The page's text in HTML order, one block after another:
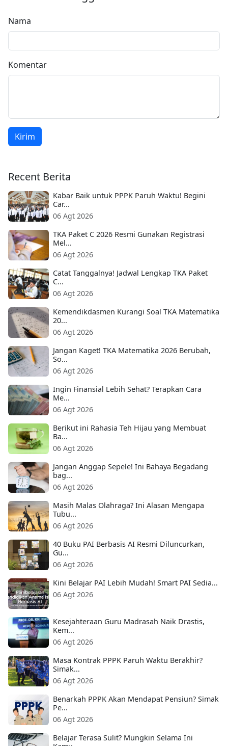
Nama
Komentar
Kirim
Recent Berita
Kabar Baik untuk PPPK Paruh Waktu! Begini
Car...
06 Agt 2026
TKA Paket C 2026 Resmi Gunakan Registrasi
Mel...
06 Agt 2026
Catat Tanggalnya! Jadwal Lengkap TKA Paket
C...
06 Agt 2026
Kemendikdasmen Kurangi Soal TKA Matematika
20...
06 Agt 2026
Jangan Kaget! TKA Matematika 2026 Berubah,
So...
06 Agt 2026
Ingin Finansial Lebih Sehat? Terapkan Cara
Me...
06 Agt 2026
Berikut ini Rahasia Teh Hijau yang Membuat
Ba...
06 Agt 2026
Jangan Anggap Sepele! Ini Bahaya Begadang
bag...
06 Agt 2026
Masih Malas Olahraga? Ini Alasan Mengapa
Tubu...
06 Agt 2026
40 Buku PAI Berbasis AI Resmi Diluncurkan,
Gu...
06 Agt 2026
Kini Belajar PAI Lebih Mudah! Smart PAI Sedia...
06 Agt 2026
Kesejahteraan Guru Madrasah Naik Drastis,
Kem...
06 Agt 2026
Masa Kontrak PPPK Paruh Waktu Berakhir?
Simak...
06 Agt 2026
Benarkah PPPK Akan Mendapat Pensiun? Simak
Pe...
06 Agt 2026
Belajar Terasa Sulit? Mungkin Selama Ini